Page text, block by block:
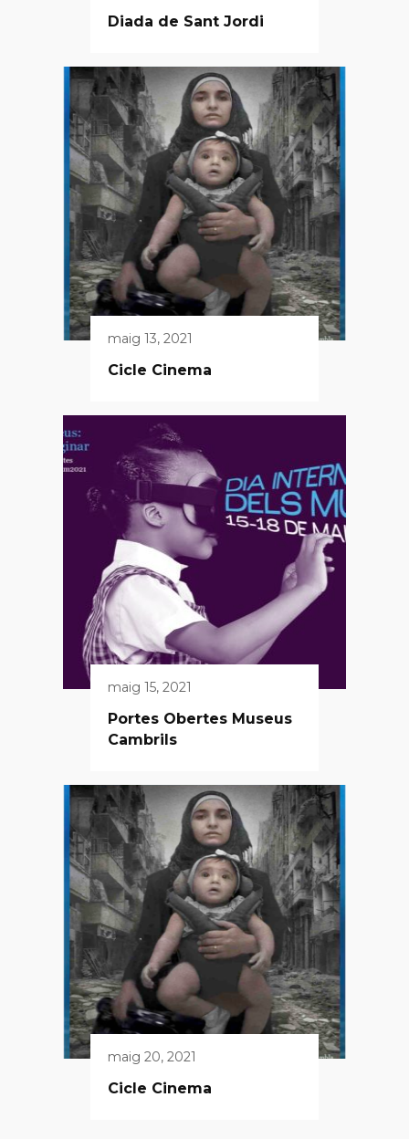
Diada de Sant Jordi
maig 13, 2021
Cicle Cinema
maig 15, 2021
Portes Obertes Museus
Cambrils
maig 20, 2021
Cicle Cinema